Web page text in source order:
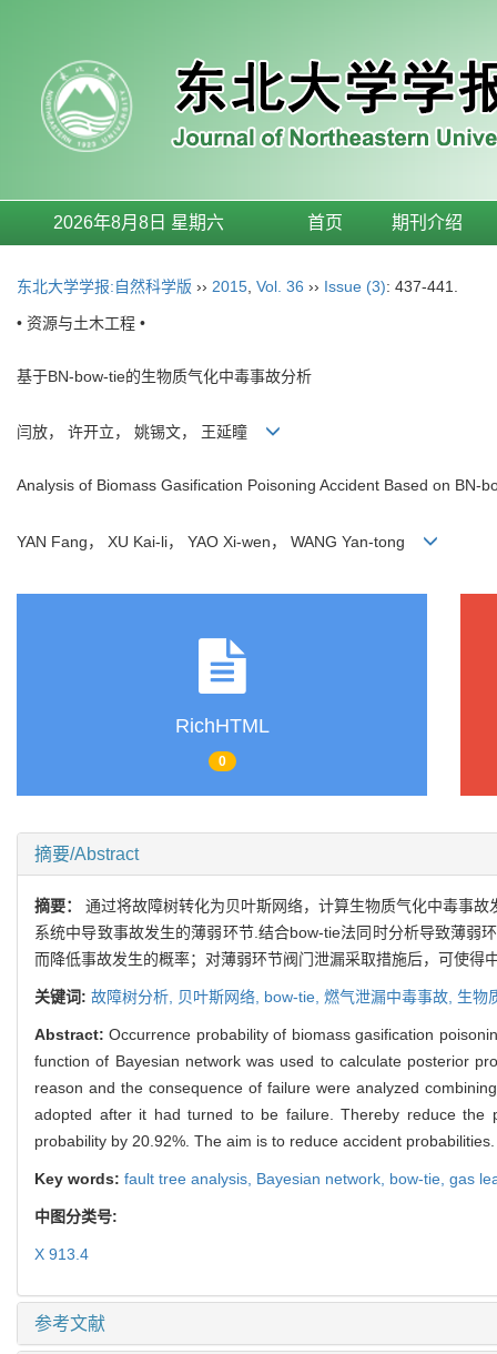
2026年8月8日 星期六 首页 期刊介绍
东北大学学报:自然科学版 ›› 2015 Vol. 36 ›› Issue (3): 437-441.
• 资源与土木工程 •
基于BN-bow-tie的生物质气化中毒事故分析
闫放， 许开立， 姚锡文， 王延瞳
Analysis of Biomass Gasification Poisoning Accident Based on BN-
YAN Fang， XU Kai-li， YAO Xi-wen， WANG Yan-tong
RichHTML
0
摘要/Abstract
摘要： 通过将故障树转化为贝叶斯网络，计算生物质气化中毒事
系统中导致事故发生的薄弱环节.结合bow-tie法同时分析导致薄弱
而降低事故发生的概率；对薄弱环节阀门泄漏采取措施后，可使
关键词: 故障树分析, 贝叶斯网络, bow-tie, 燃气泄漏中毒事故, 生物
Abstract:Occurrence probability of biomass gasification
function of Bayesian network was used to calculate posterior
reason and the consequence of failure were analyzed
adopted after it had turned to be failure. Thereby reduce the
probability by 20.92%. The aim is to reduce accident probabilities.
Key words: fault tree analysis, Bayesian network, bow-tie, gas
中图分类号:
X 913.4
参考文献